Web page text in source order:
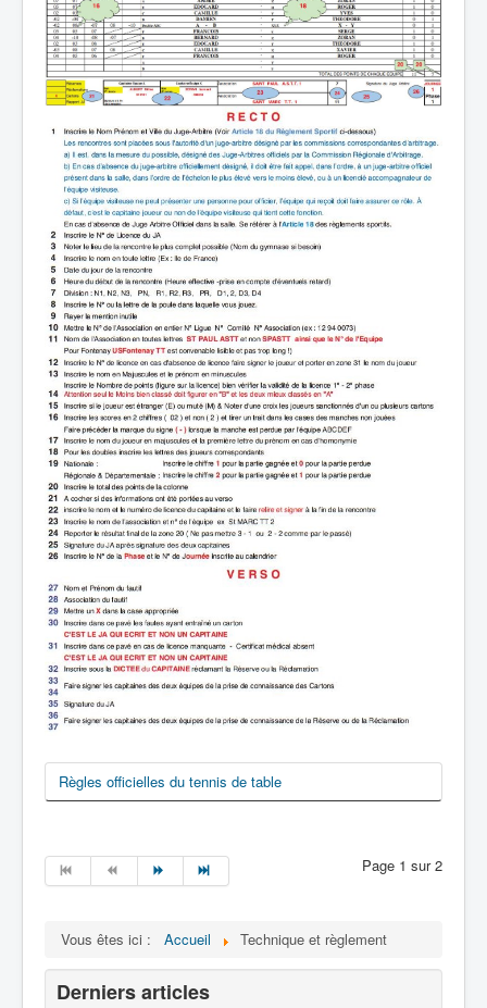
Règles officielles du tennis de table
Page 1 sur 2
Vous êtes ici : Accueil Technique et règlement
Derniers articles